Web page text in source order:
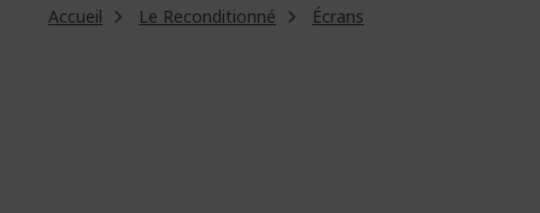
Accueil Le Reconditionné
Écrans